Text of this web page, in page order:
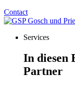
Contact
Services
In diesen
Partner